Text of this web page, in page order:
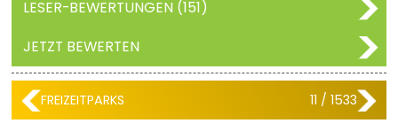
LESER-BEWERTUNGEN (151)
JETZT BEWERTEN
FREIZEITPARKS 11 / 1533